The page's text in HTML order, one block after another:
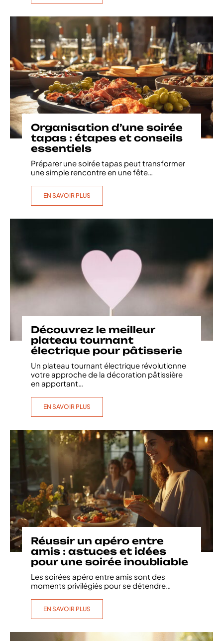
Organisation d’une soirée
tapas : étapes et conseils
essentiels
Préparer une soirée tapas peut transformer
une simple rencontre en une fête…
EN SAVOIR PLUS
Découvrez le meilleur
plateau tournant
électrique pour pâtisserie
Un plateau tournant électrique révolutionne
votre approche de la décoration pâtissière
en apportant…
EN SAVOIR PLUS
Réussir un apéro entre
amis : astuces et idées
pour une soirée inoubliable
Les soirées apéro entre amis sont des
moments privilégiés pour se détendre
EN SAVOIR PLUS